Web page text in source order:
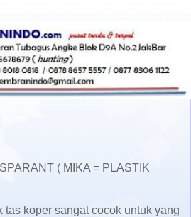
( MIKA = PLASTIK
tas koper sangat cocok untuk yang